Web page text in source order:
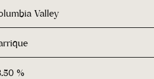
Valley
%